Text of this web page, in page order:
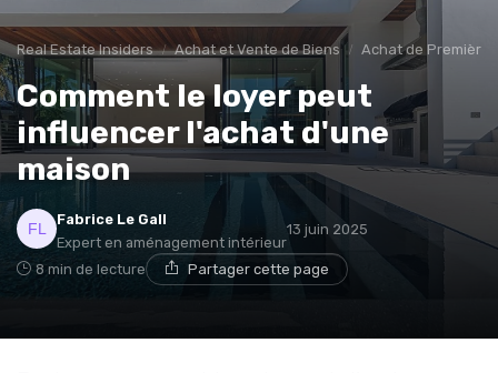
Real Estate Insiders Achat et Vente de Biens Achat de Première
Comment le loyer peut
influencer l'achat d'une
maison
Fabrice Le Gall
Expert en aménagement intérieur
13 juin 2025
8 min de lecture Partager cette page